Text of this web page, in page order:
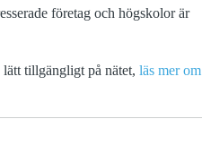
företag och högskolor är
lätt tillgängligt på nätet, läs mer om